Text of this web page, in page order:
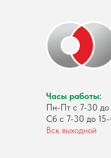
Часы работы:
Пн-Пт с 7-30
Сб с 7-30 до
Вск выходной